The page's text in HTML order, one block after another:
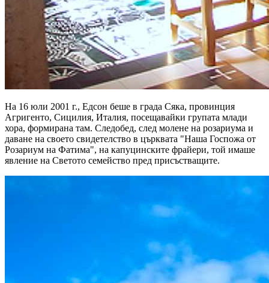
На 16 юли 2001 г., Едсон беше в града Сяка, провинция
Агригенто, Сицилия, Италия, посещавайки групата млади
хора, формирана там. Следобед, след молене на розариума и
даване на своето свидетелство в църквата "Наша Госпожа от
Розариум на Фатима", на капуцинските фрайери, той имаше
явление на Светото семейство пред присъстващите.